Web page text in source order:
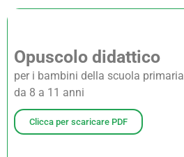
Opuscolo didattico
per i bambini della scuola primaria
da 8 a 11 anni
Clicca per scaricare PDF